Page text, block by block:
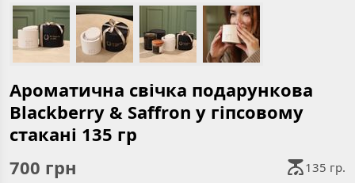
Ароматична свічка подарункова
Blackberry & Saffron у гіпсовому
стакані 135 гр
700 грн 135 гр.